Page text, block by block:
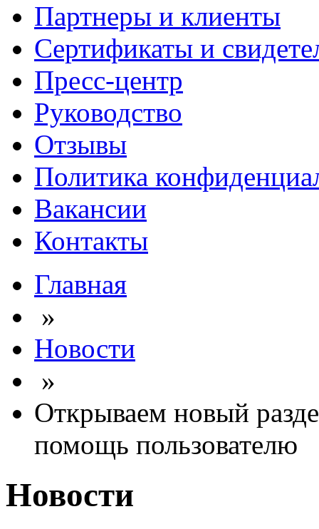
Партнеры и клиенты
Сертификаты и
Пресс-центр
Руководство
Отзывы
Политика
Вакансии
Контакты
Главная
»
Новости
»
Открываем новый
помощь пользователю
Новости